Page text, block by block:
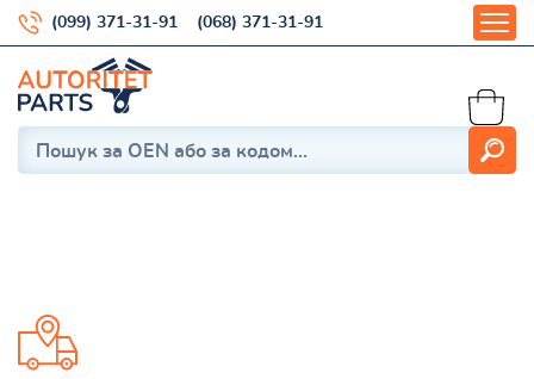
(099) 371-31-91 (068) 371-31-91